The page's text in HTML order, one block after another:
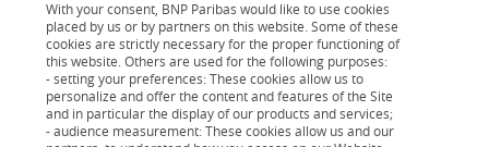
Profitez du bonus vélo: que vous achetiez un
vélo classique, à assistance électrique ou
même cargo, vous pouvez obtenir une aide
With your consent, BNP Paribas would like to use cookies
placed by us or by partners on this website. Some of these
cookies are strictly necessary for the proper functioning of
this website. Others are used for the following purposes:
- setting your preferences: These cookies allow us to
personalize and offer the content and features of the Site
and in particular the display of our products and services;
- audience measurement: These cookies allow us and our